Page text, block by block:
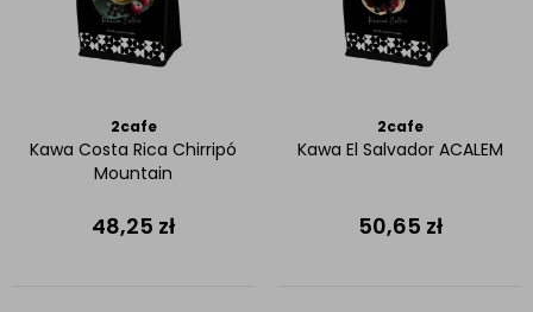
2cafe
Kawa Costa Rica Chirripó
Mountain
48,25 zł
2cafe
Kawa El Salvador ACALEM
50,65 zł